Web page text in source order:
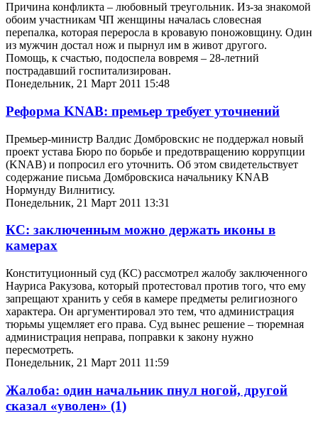
Причина конфликта – любовный треугольник. Из-за знакомой
обоим участникам ЧП женщины началась словесная
перепалка, которая переросла в кровавую поножовщину. Один
из мужчин достал нож и пырнул им в живот другого.
Помощь, к счастью, подоспела вовремя – 28-летний
пострадавший госпитализирован.
Понедельник, 21 Март 2011 15:48
Реформа KNAB: премьер требует уточнений
Премьер-министр Валдис Домбровскис не поддержал новый
проект устава Бюро по борьбе и предотвращению коррупции
(KNAB) и попросил его уточнить. Об этом свидетельствует
содержание письма Домбровскиса начальнику KNAB
Нормунду Вилнитису.
Понедельник, 21 Март 2011 13:31
КС: заключенным можно держать иконы в
камерах
Конституционный суд (КС) рассмотрел жалобу заключенного
Науриса Ракузова, который протестовал против того, что ему
запрещают хранить у себя в камере предметы религиозного
характера. Он аргументировал это тем, что администрация
тюрьмы ущемляет его права. Суд вынес решение – тюремная
администрация неправа, поправки к закону нужно
пересмотреть.
Понедельник, 21 Март 2011 11:59
Жалоба: один начальник пнул ногой, другой
сказал «уволен» (1)